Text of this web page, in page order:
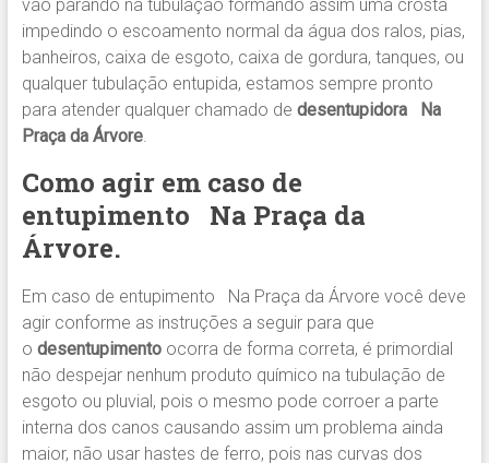
vão parando na tubulação formando assim uma crosta
impedindo o escoamento normal da água dos ralos, pias,
banheiros, caixa de esgoto, caixa de gordura, tanques, ou
qualquer tubulação entupida, estamos sempre pronto
para atender qualquer chamado de desentupidora Na
Praça da Árvore.
Como agir em caso de
entupimento
Na Praça da
Árvore.
Em caso de entupimento Na Praça da Árvore você deve
agir conforme as instruções a seguir para que
o desentupimentoocorra de forma correta, é primordial
não despejar nenhum produto químico na tubulação de
esgoto ou pluvial, pois o mesmo pode corroer a parte
interna dos canos causando assim um problema ainda
maior, não usar hastes de ferro, pois nas curvas dos